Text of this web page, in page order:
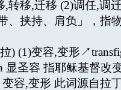
,转移,迁移 (2)调任,调
、挟持、肩负」，指
拉) (1)变容,变形
显圣容 指耶稣基督改
变容,变形 此词源自拉